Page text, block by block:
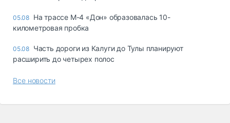
05.08 На трассе М-4 «Дон» образовалась 10-
километровая пробка
05.08 Часть дороги из Калуги до Тулы планируют
расширить до четырех полос
Все новости